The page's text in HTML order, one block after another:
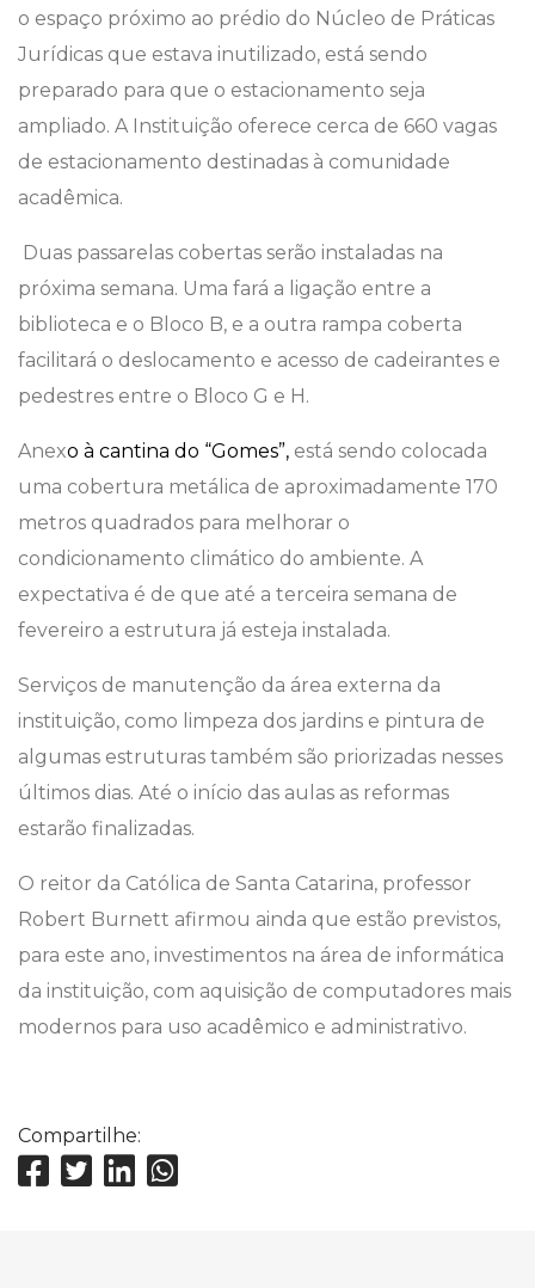
o espaço próximo ao prédio do Núcleo de Práticas
Jurídicas que estava inutilizado, está sendo
preparado para que o estacionamento seja
ampliado. A Instituição oferece cerca de 660 vagas
de estacionamento destinadas à comunidade
acadêmica.
Duas passarelas cobertas serão instaladas na
próxima semana. Uma fará a ligação entre a
biblioteca e o Bloco B, e a outra rampa coberta
facilitará o deslocamento e acesso de cadeirantes e
pedestres entre o Bloco G e H.
Anexo à cantina do “Gomes”, está sendo colocada
uma cobertura metálica de aproximadamente 170
metros quadrados para melhorar o
condicionamento climático do ambiente. A
expectativa é de que até a terceira semana de
fevereiro a estrutura já esteja instalada.
Serviços de manutenção da área externa da
instituição, como limpeza dos jardins e pintura de
algumas estruturas também são priorizadas nesses
últimos dias. Até o início das aulas as reformas
estarão finalizadas.
O reitor da Católica de Santa Catarina, professor
Robert Burnett afirmou ainda que estão previstos,
para este ano, investimentos na área de informática
da instituição, com aquisição de computadores mais
modernos para uso acadêmico e administrativo.
Compartilhe: